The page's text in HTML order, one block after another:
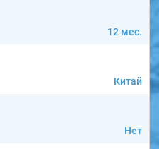
12 мес.
Китай
Нет